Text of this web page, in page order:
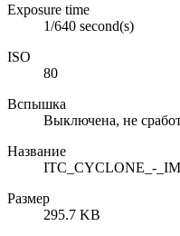
Exposure time
1/640 second(s)
ISO
80
Вспышка
Выключена, не
Название
ITC_CYCLONE_-
Размер
295.7 KB